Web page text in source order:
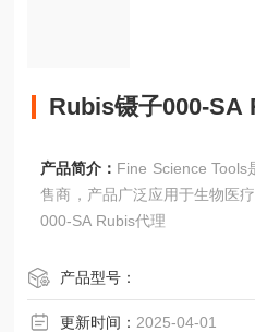
Rubis镊子000-SA
产品简介： Fine Science Tools
售商，产品广泛应用于生物医
000-SA Rubis代理
产品型号：
更新时间： 2025-04-01